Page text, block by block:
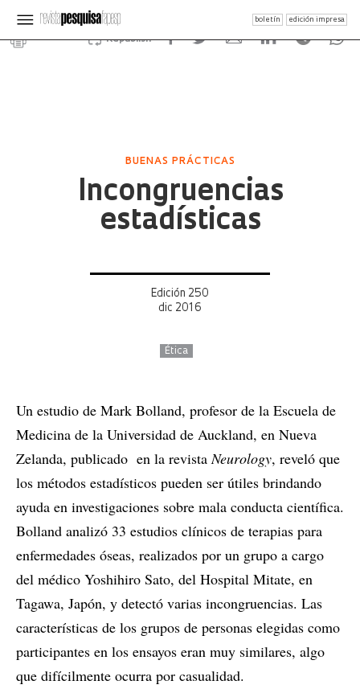
boletín edición impresa
Republish
BUENAS PRÁCTICAS
Incongruencias
estadísticas
Edición 250
dic 2016
Ética
Un estudio de Mark Bolland, profesor de la Escuela de
Medicina de la Universidad de Auckland, en Nueva
Zelanda, publicado en la revistaNeurology, reveló que
los métodos estadísticos pueden ser útiles brindando
ayuda en investigaciones sobre mala conducta científica.
Bolland analizó 33 estudios clínicos de terapias para
enfermedades óseas, realizados por un grupo a cargo
del médico Yoshihiro Sato, del Hospital Mitate, en
Tagawa, Japón, y detectó varias incongruencias. Las
características de los grupos de personas elegidas como
participantes en los ensayos eran muy similares, algo
que difícilmente ocurra por casualidad.